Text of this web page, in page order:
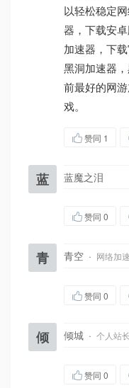
以轻松稳定
器，下载安
加速器，下
黑洞加速器
前最好的网
戏。
赞同 1
蓝 蓝魔之泪
赞同 0
青 青空 · 网络加
赞同 0
倾 倾城 · 个人站
赞同 0